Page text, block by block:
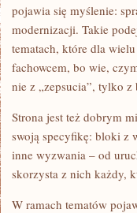
pojawia się myślenie:
modernizacji. Takie
tematach, które dla
fachowcem, bo wie,
nie z „zepsucia”, tylko z
Strona jest też dobrym
swoją specyfikę: bloki z
inne wyzwania – od
skorzysta z nich każdy,
W ramach tematów